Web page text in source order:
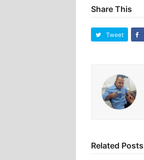
Share This
Tweet
Related Posts